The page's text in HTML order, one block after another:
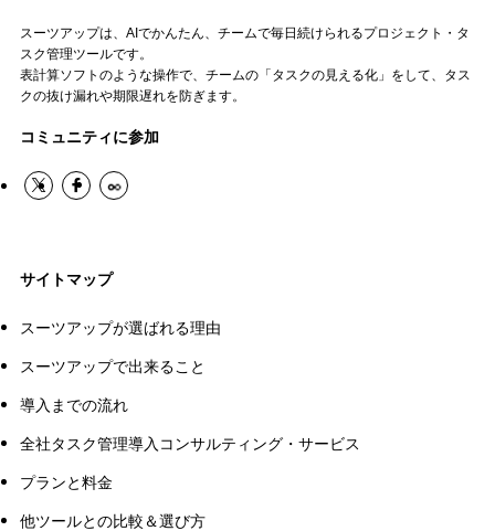
スーツアップは、AIでかんたん、チームで毎日続けられるプロジェクト・タ
スク管理ツールです。
表計算ソフトのような操作で、チームの「タスクの見える化」をして、タス
クの抜け漏れや期限遅れを防ぎます。
コミュニティに参加
サイトマップ
スーツアップが選ばれる理由
スーツアップで出来ること
導入までの流れ
全社タスク管理導入コンサルティング・サービス
プランと料金
他ツールとの比較＆選び方